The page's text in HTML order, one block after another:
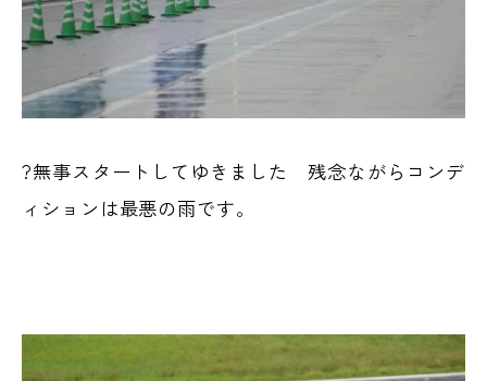
?無事スタートしてゆきました 残念ながらコンデ
ィションは最悪の雨です。